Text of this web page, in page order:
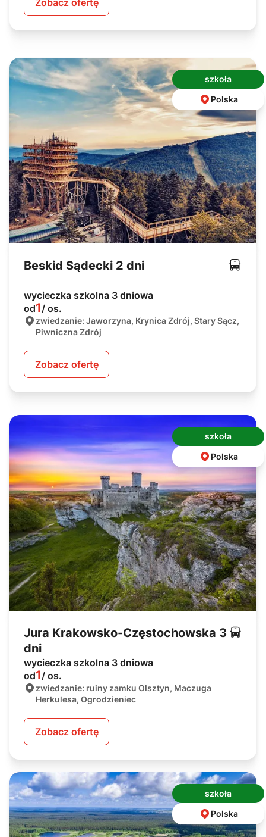
Zobacz ofertę
szkoła
Polska
Beskid Sądecki 2 dni
wycieczka szkolna 3 dniowa
od1/ os.
zwiedzanie: Jaworzyna, Krynica Zdrój, Stary Sącz,
Piwniczna Zdrój
Zobacz ofertę
szkoła
Polska
Jura Krakowsko-Częstochowska 3
dni
wycieczka szkolna 3 dniowa
od1/ os.
zwiedzanie: ruiny zamku Olsztyn, Maczuga
Herkulesa, Ogrodzieniec
Zobacz ofertę
szkoła
Polska